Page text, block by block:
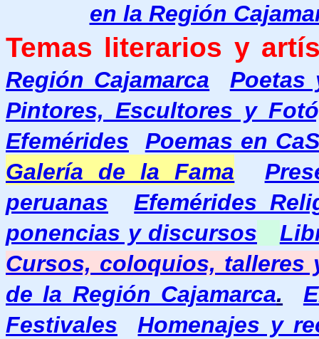
en la Región
Temas literarios y
Región Cajamarca
Poetas
Pintores, Escultores y
Efemérides
Poemas en
Galería de la Fama
peruanas
Efemérides
ponencias y discursos
Cursos, coloquios, talleres
de la Región Cajamarca.
Festivales
Homenajes y